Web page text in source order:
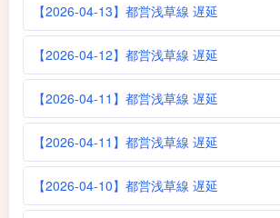
【2026-04-13】都営浅草線 遅延
【2026-04-12】都営浅草線 遅延
【2026-04-11】都営浅草線 遅延
【2026-04-11】都営浅草線 遅延
【2026-04-10】都営浅草線 遅延